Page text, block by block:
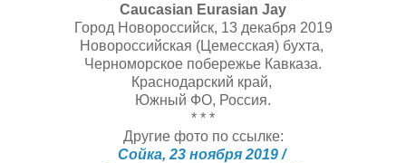
Caucasian Eurasian Jay
Город Новороссийск, 13 декабря 2019
Новороссийская (Цемесская) бухта,
Черноморское побережье Кавказа.
Краснодарский край,
Южный ФО, Россия.
* * *
Другие фото по ссылке:
Сойка, 23 ноября 2019 /